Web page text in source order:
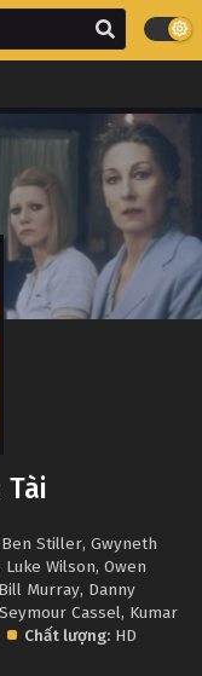
Ben Stiller,Gwyneth
Luke Wilson,Owen
Bill Murray, Danny
Seymour Cassel, Kumar
Chất lượng: